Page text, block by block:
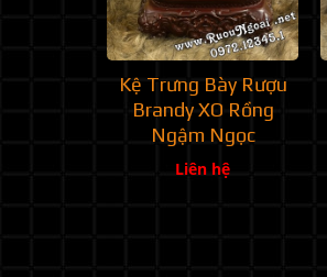
Kệ Trưng Bày Rượu
Brandy XO Rồng
Ngậm Ngọc
Liên hệ